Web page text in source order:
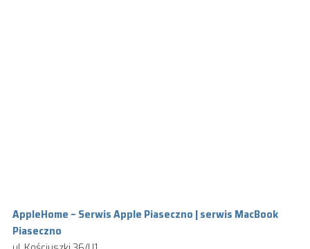
AppleHome – Serwis Apple Piaseczno | serwis MacBook
Piaseczno